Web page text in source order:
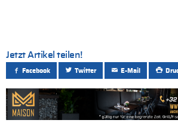
Jetzt Artikel teilen!
Facebook Twitter E-Mail